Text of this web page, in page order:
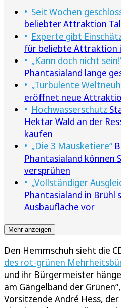
Seit Wochen
beliebter Attraktion
Experte gibt
für beliebte Attraktion
„Kann doch nicht
Phantasialand lange
„Turbulente
eröffnet neue
Hochwasserschutz
Hektar Wald an der
kaufen
„Die 3 Mausketiere“
Phantasialand können
versprühen
„Vollständiger
Phantasialand in Brühl
Ausbaufläche vor
Mehr anzeigen
Den Hemmschuh sieht die
des rot-grünen
und ihr Bürgermeister
am Gängelband der
Vorsitzende André Hess,